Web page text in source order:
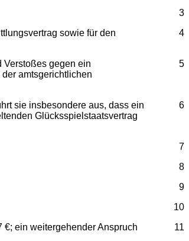
3
4
sowie für den
5
Verstoßes gegen ein
amtsgerichtlichen
6
sie insbesondere aus, dass ein
Glücksspielstaatsvertrag
7
8
9
10
11
ein weitergehender Anspruch